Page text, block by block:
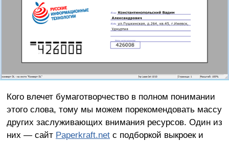
Кого влечет бумаготворчество в полном понимании
этого слова, тому мы можем порекомендовать массу
других заслуживающих внимания ресурсов. Один из
них — сайт Paperkraft.netс подборкой выкроек и